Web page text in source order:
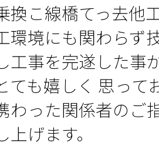
換こ線橋てっ去他
環境にも関わらず
工事を完遂した事
ても嬉しく 思って
わった関係者のご
げます。